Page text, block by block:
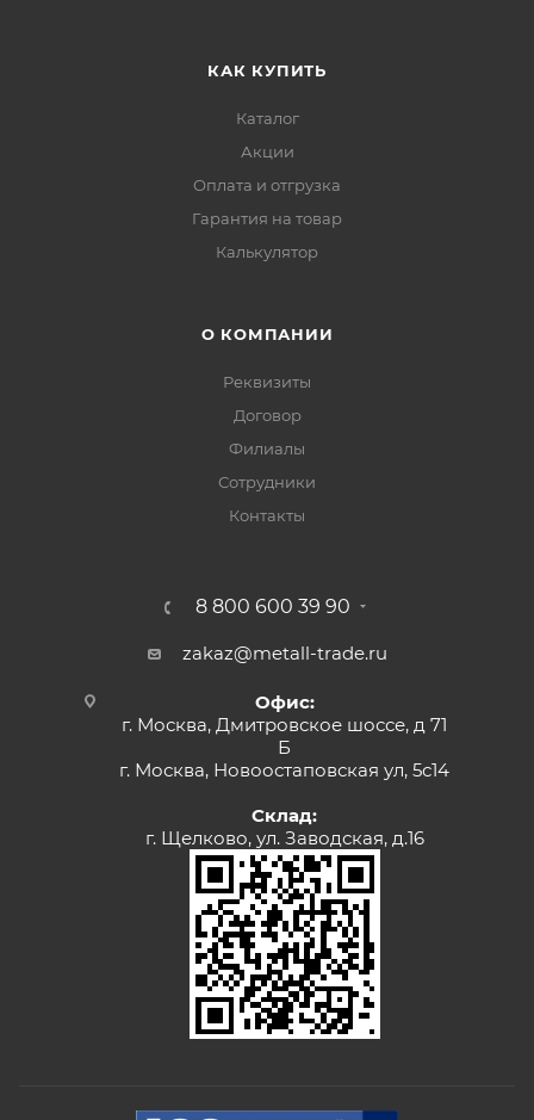
КАК КУПИТЬ
Каталог
Акции
Оплата и отгрузка
Гарантия на товар
Калькулятор
О КОМПАНИИ
Реквизиты
Договор
Филиалы
Сотрудники
Контакты
8 800 600 39 90
zakaz@metall-trade.ru
Офис:
г. Москва, Дмитровское шоссе, д 71
Б
г. Москва, Новоостаповская ул, 5с14
Склад:
г. Щелково, ул. Заводская, д.16